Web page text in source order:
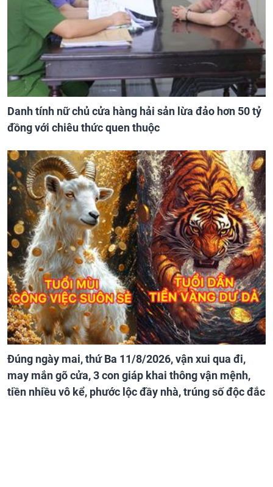
Danh tính nữ chủ cửa hàng hải sản lừa đảo hơn 50 tỷ
đồng với chiêu thức quen thuộc
Đúng ngày mai, thứ Ba 11/8/2026, vận xui qua đi,
may mắn gõ cửa, 3 con giáp khai thông vận mệnh,
tiền nhiều vô kể, phước lộc đầy nhà, trúng số độc đắc